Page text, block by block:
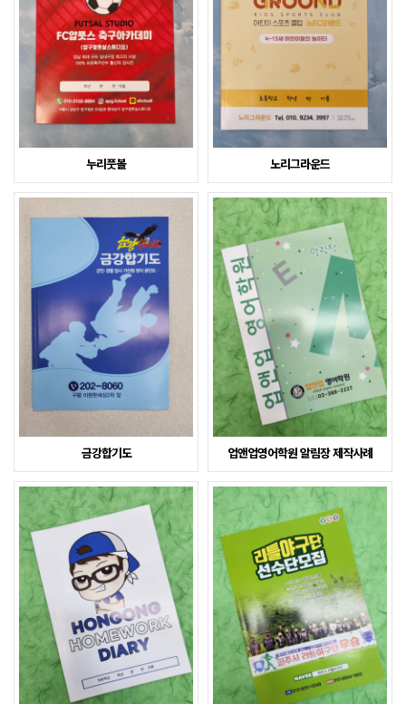
누리풋볼 노리그라운드
금강합기도 업앤업영어학원 알림장 제작사례